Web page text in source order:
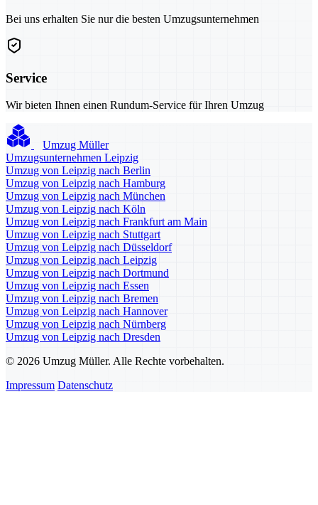
Bei uns erhalten Sie nur die besten Umzugsunternehmen
Service
Wir bieten Ihnen einen Rundum-Service für Ihren Umzug
Umzug Müller
Umzugsunternehmen Leipzig
Umzug von Leipzig nach Berlin
Umzug von Leipzig nach Hamburg
Umzug von Leipzig nach München
Umzug von Leipzig nach Köln
Umzug von Leipzig nach Frankfurt am Main
Umzug von Leipzig nach Stuttgart
Umzug von Leipzig nach Düsseldorf
Umzug von Leipzig nach Leipzig
Umzug von Leipzig nach Dortmund
Umzug von Leipzig nach Essen
Umzug von Leipzig nach Bremen
Umzug von Leipzig nach Hannover
Umzug von Leipzig nach Nürnberg
Umzug von Leipzig nach Dresden
© 2026 Umzug Müller. Alle Rechte vorbehalten.
Impressum Datenschutz